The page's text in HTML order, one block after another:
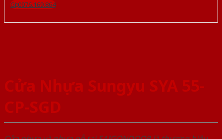
Gọi 0976.169.864
Cửa Nhựa Sungyu SYA 55-
CP-SGD